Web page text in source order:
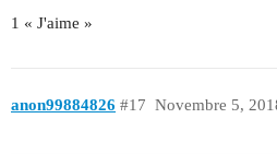
1 « J'aime »
anon99884826 Novembre 5,
#17